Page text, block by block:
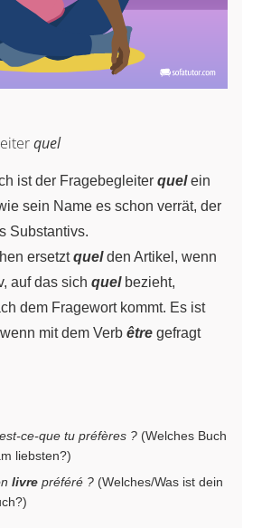
quel
ist der Fragebegleiter quelein
sein Name es schon verrät, der
Substantivs.
ersetztquelden Artikel, wenn
auf das sich quelbezieht,
dem Fragewort kommt. Es ist
mit dem Verb être gefragt
est-ce-que tu préfères ? (Welches Buch
liebsten?)
livre préféré ? (Welches/Was ist dein